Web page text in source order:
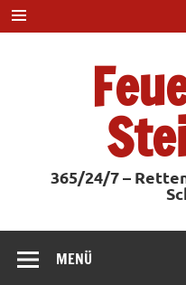
Zum
Inhalt
springen
365/24/7 –
MENÜ